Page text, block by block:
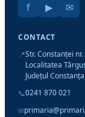
f ▶ ✉
CONTACT
📍Str. Constanței
Localitatea
Județul
📞0241 870 021
✉